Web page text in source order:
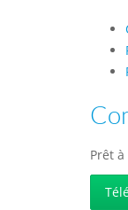
Prêt